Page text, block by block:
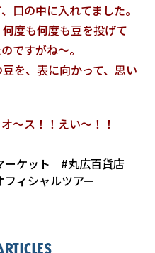
口の中に入れてました。
度も何度も豆を投げて
ですがね～。
を、表に向かって、思い
～ス！！えい～！！
ーケット
#丸広百貨店
ィシャルツアー